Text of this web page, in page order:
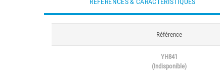
Référence
YH841
(Indisponible)